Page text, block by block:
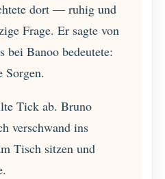
dort — ruhig und
Frage. Er sagte von
bei Banoo bedeutete:
Sorgen.
Tick ab. Bruno
verschwand ins
Tisch sitzen und